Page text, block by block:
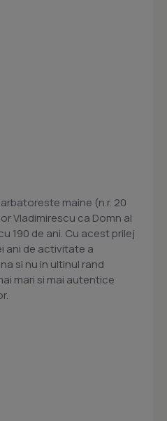
maine (n.r. 20
Vladimirescu ca Domn al
190 de ani. Cu acest prilej
ani de activitate a
si nu in ultinul rand
mari si mai autentice